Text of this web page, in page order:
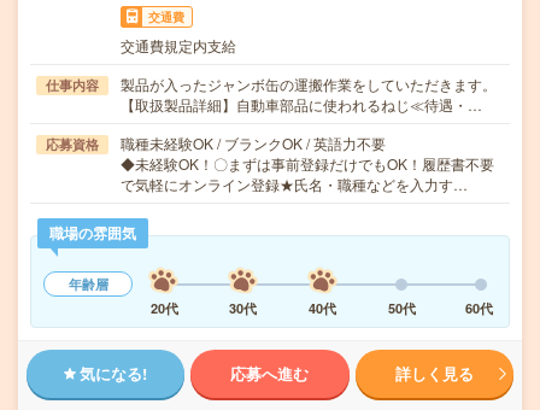
交通費
交通費規定内支給
仕事内容
製品が入ったジャンボ缶の運搬作業をしていただきます。
【取扱製品詳細】自動車部品に使われるねじ≪待遇・…
応募資格
職種未経験OK / ブランクOK / 英語力不要
◆未経験OK！〇まずは事前登録だけでもOK！履歴書不要
で気軽にオンライン登録★氏名・職種などを入力す…
職場の雰囲気
年齢層
20代
30代 40代 50代 60代
気になる! 応募へ進む 詳しく見る